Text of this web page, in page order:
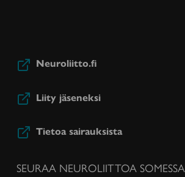
Neuroliitto.fi
Liity jäseneksi
Tietoa sairauksista
SEURAA NEUROLIITTOA SOMESSA